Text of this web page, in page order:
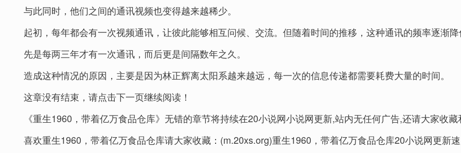
与此同时，他们之间的通讯视频也变得越来越稀少。
起初，每年都会有一次视频通讯，让彼此能够相互问候、交流。但随着时间的推移，这种通讯的频率逐渐
先是每两三年才有一次通讯，而后更是间隔数年之久。
造成这种情况的原因，主要是因为林正辉离太阳系越来越远，每一次的信息传递都需要耗费大量的时间。
这章没有结束，请点击下一页继续阅读！
《重生1960，带着亿万食品仓库》无错的章节将持续在20小说网小说网更新,站内无任何广告,还请大家收
喜欢重生1960，带着亿万食品仓库请大家收藏：(m.20xs.org)重生1960，带着亿万食品仓库20小说网更新